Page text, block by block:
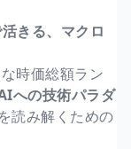
きる、マクロ
時価総額ラン
への技術パラダ
読み解くための